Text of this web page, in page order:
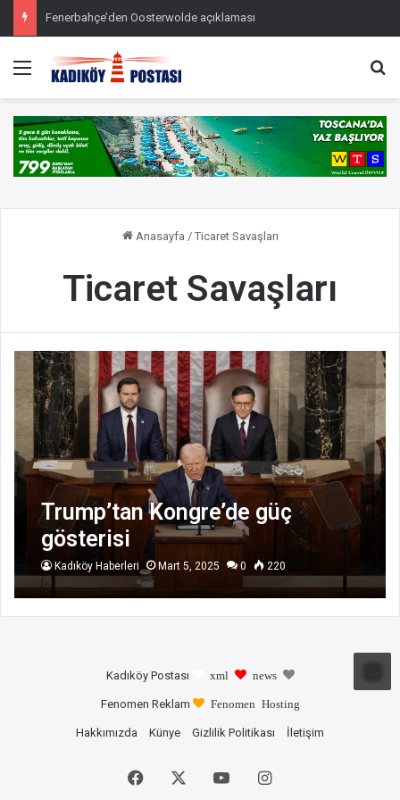
Fenerbahçe’den Oosterwolde açıklaması
Menü
Anasayfa / Ticaret Savaşları
Ticaret Savaşları
Trump’tan Kongre’de güç
gösterisi
Kadıköy Haberleri Mart 5, 2025 0 220
Kadıköy Postası xml news
Fenomen Reklam Fenomen Hosting
Hakkımızda Künye Gizlilik Politikası İletişim
Facebook YouTubeInstagram